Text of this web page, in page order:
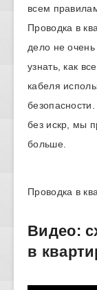
всем
Проводка в
дело не
узнать, как
кабеля
без искр, мы
больше.
Проводка в
Видео:
в